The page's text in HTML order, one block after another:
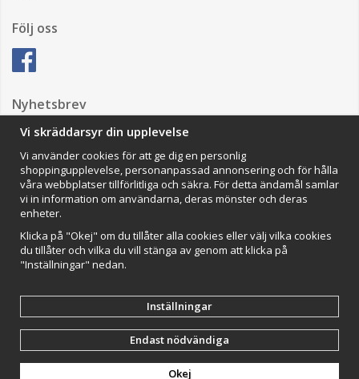
Följ oss
Nyhetsbrev
Impressum
VAMOS Commerce AB
Organisationsnummer: 559502-0453
Drift & produktion:Wikinggruppen
Vi skräddarsyr din upplevelse
Vi använder cookies för att ge dig en personlig
shoppingupplevelse, personanpassad annonsering och för hålla
våra webbplatser tillförlitliga och säkra. För detta ändamål samlar
vi in information om användarna, deras mönster och deras
enheter.
Klicka på "Okej" om du tillåter alla cookies eller välj vilka cookies
du tillåter och vilka du vill stänga av genom att klicka på
"Inställningar" nedan.
Inställningar
Endast nödvändiga
Okej